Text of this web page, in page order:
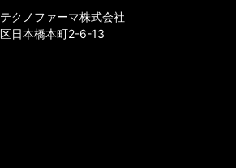
クノファーマ株式会社
日本橋本町2-6-13